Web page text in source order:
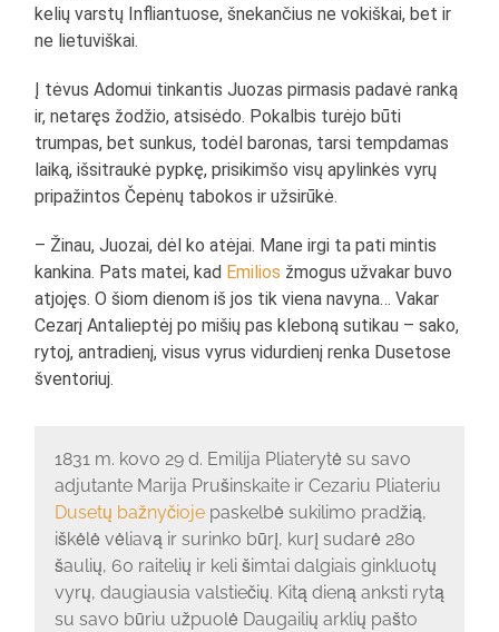
kelių varstų Infliantuose, šnekančius ne vokiškai, bet ir
ne lietuviškai.
Į tėvus Adomui tinkantis Juozas pirmasis padavė ranką
ir, netaręs žodžio, atsisėdo. Pokalbis turėjo būti
trumpas, bet sunkus, todėl baronas, tarsi tempdamas
laiką, išsitraukė pypkę, prisikimšo visų apylinkės vyrų
pripažintos Čepėnų tabokos ir užsirūkė.
– Žinau, Juozai, dėl ko atėjai. Mane irgi ta pati mintis
kankina. Pats matei, kad Emilios žmogus užvakar buvo
atjojęs. O šiom dienom iš jos tik viena navyna… Vakar
Cezarį Antalieptėj po mišių pas kleboną sutikau – sako,
rytoj, antradienį, visus vyrus vidurdienį renka Dusetose
šventoriuj.
1831 m. kovo 29 d. Emilija Pliaterytė su savo
adjutante Marija Prušinskaite ir Cezariu Pliateriu
Dusetų bažnyčiojepaskelbė sukilimo pradžią,
iškėlė vėliavą ir surinko būrį, kurį sudarė 280
šaulių, 60 raitelių ir keli šimtai dalgiais ginkluotų
vyrų, daugiausia valstiečių. Kitą dieną anksti rytą
su savo būriu užpuolė Daugailių arklių pašto